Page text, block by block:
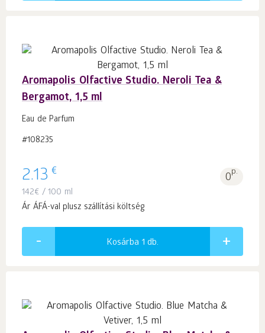
Aromapolis Olfactive Studio. Neroli Tea &
Bergamot, 1,5 ml
Eau de Parfum
#108235
2.13 € 0p.
142€ / 100 ml
Ár ÁFÁ-val plusz szállítási költség
Kosárba 1 db.